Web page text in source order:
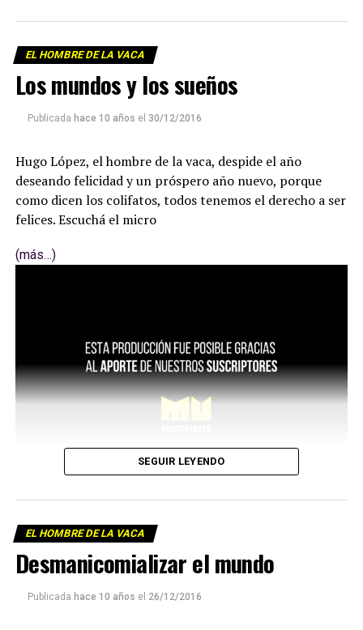
EL HOMBRE DE LA VACA
Los mundos y los sueños
Publicada hace 10 años el 30/12/2016
Hugo López, el hombre de la vaca, despide el año
deseando felicidad y un próspero año nuevo, porque
como dicen los colifatos, todos tenemos el derecho a ser
felices. Escuchá el micro
(más…)
SEGUIR LEYENDO
EL HOMBRE DE LA VACA
Desmanicomializar el mundo
Publicada hace 10 años el 26/12/2016